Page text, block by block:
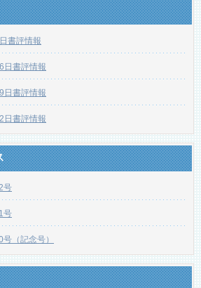
書評情報
日書評情報
日書評情報
日書評情報
号
号
（記念号）